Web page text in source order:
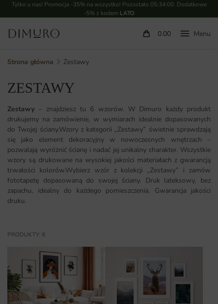
Tylko u nas! Promocja -35% na wszystko! Pozostało 05:34:00. Dodatkowe
-5% z kodem LATO
0.00
Strona główna Zestawy
ZESTAWY
Zestawy – znajdziesz tu 6 wzorów. W Dimuro każdy produkt
drukujemy na zamówienie, w wymiarach idealnie dopasowanych
do Twojej ściany.Wzory z kategorii „Zestawy” świetnie sprawdzają
się jako element dekoracyjny w nowoczesnych wnętrzach –
pozwalają wyróżnić ścianę i nadać jej unikalny charakter. Wszystkie
wzory są drukowane na wysokiej jakości materiałach z gwarancją
trwałości kolorów.Wybierz wzór z kolekcji „Zestawy” i zamów
fototapetę dopasowaną do swojej ściany. Druk lateksowy, bez
zapachu, idealny do każdego pomieszczenia. Gwarancja jakości
druku.
PRODUKTY: 6